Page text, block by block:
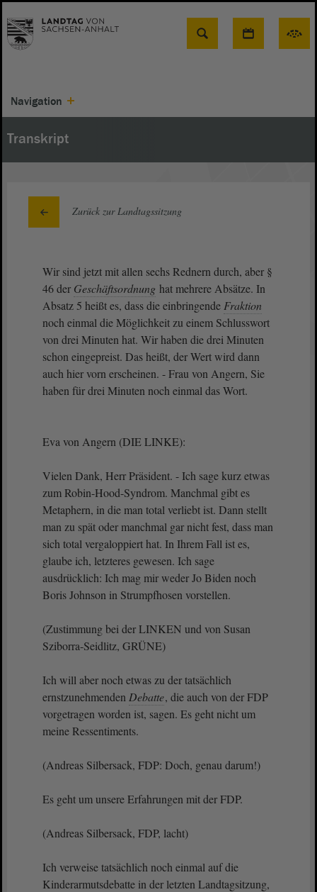
Suche
Navigation
Transkript
Zurück zur Landtagssitzung
Wir sind jetzt mit allen sechs Rednern durch, aber §
46 der Geschäftsordnung hat mehrere Absätze. In
Absatz 5 heißt es, dass die einbringende Fraktion
noch einmal die Möglichkeit zu einem Schlusswort
von drei Minuten hat. Wir haben die drei Minuten
schon eingepreist. Das heißt, der Wert wird dann
auch hier vorn erscheinen. - Frau von Angern, Sie
haben für drei Minuten noch einmal das Wort.
Eva von Angern (DIE LINKE):
Vielen Dank, Herr Präsident. - Ich sage kurz etwas
zum Robin-Hood-Syndrom. Manchmal gibt es
Metaphern, in die man total verliebt ist. Dann stellt
man zu spät oder manchmal gar nicht fest, dass man
sich total vergaloppiert hat. In Ihrem Fall ist es,
glaube ich, letzteres gewesen. Ich sage
ausdrücklich: Ich mag mir weder Jo Biden noch
Boris Johnson in Strumpfhosen vorstellen.
(Zustimmung bei der LINKEN und von Susan
Sziborra-Seidlitz, GRÜNE)
Ich will aber noch etwas zu der tatsächlich
ernstzunehmenden Debatte, die auch von der FDP
vorgetragen worden ist, sagen. Es geht nicht um
meine Ressentiments.
(Andreas Silbersack, FDP: Doch, genau darum!)
Es geht um unsere Erfahrungen mit der FDP.
(Andreas Silbersack, FDP, lacht)
Ich verweise tatsächlich noch einmal auf die
Kinderarmutsdebatte in der letzten Landtagsitzung,